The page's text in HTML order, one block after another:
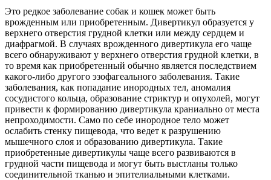
Это редкое заболевание собак и кошек может быть
врожденным или приобретенным. Дивертикул образуется у
верхнего отверстия грудной клетки или между сердцем и
диафрагмой. В случаях врожденного дивертикула его чаще
всего обнаруживают у верхнего отверстия грудной клетки, в
то время как приобретенный обычно является последствием
какого-либо другого эзофагеального заболевания. Такие
заболевания, как попадание инородных тел, аномалия
сосудистого кольца, образование стриктур и опухолей, могут
привести к формированию дивертикула краниально от места
непроходимости. Само по себе инородное тело может
ослабить стенку пищевода, что ведет к разрушению
мышечного слоя и образованию дивертикула. Такие
приобретенные дивертикулы чаще всего развиваются в
грудной части пищевода и могут быть выстланы только
соединительной тканью и эпителиальными клетками.